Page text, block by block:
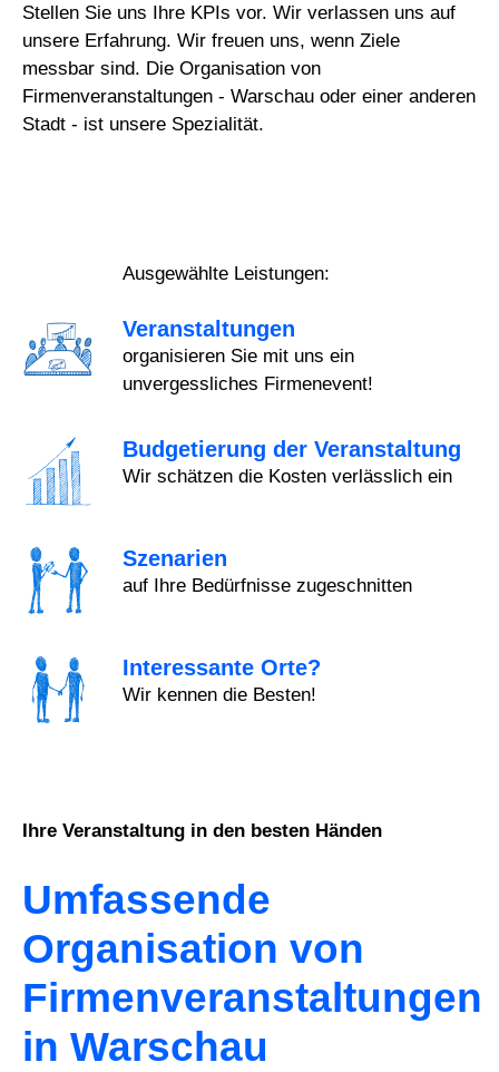
Stellen Sie uns Ihre KPIs vor. Wir verlassen uns auf
unsere Erfahrung. Wir freuen uns, wenn Ziele
messbar sind. Die Organisation von
Firmenveranstaltungen - Warschau oder einer anderen
Stadt - ist unsere Spezialität.
Ausgewählte Leistungen:
Veranstaltungen
organisieren Sie mit uns ein
unvergessliches Firmenevent!
Budgetierung der Veranstaltung
Wir schätzen die Kosten verlässlich ein
Szenarien
auf Ihre Bedürfnisse zugeschnitten
Interessante Orte?
Wir kennen die Besten!
Ihre Veranstaltung in den besten Händen
Umfassende
Organisation von
Firmenveranstaltungen
in Warschau